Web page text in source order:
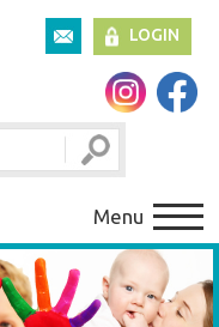
LOGIN
Menu